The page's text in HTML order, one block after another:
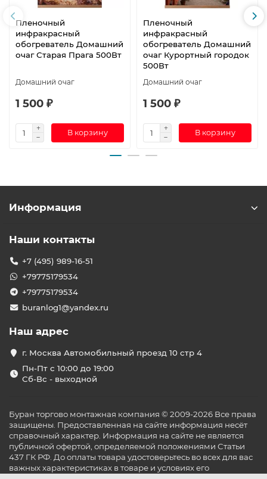
Пленочный
инфракрасный
обогреватель Домашний
очаг Старая Прага 500Вт
Домашний очаг
1 500 ₽
В корзину
Пленочный
инфракрасный
обогреватель Домашний
очаг Курортный городок
500Вт
Домашний очаг
1 500 ₽
В корзину
Информация
Наши контакты
+7 (495) 989-16-51
+79775179534
+79775179534
buranlog1@yandex.ru
Наш адрес
г. Москва Автомобильный проезд 10 стр 4
Пн-Пт с 10:00 до 19:00
Сб-Вс - выходной
Буран торгово монтажная компания © 2009-2026 Все права
защищены. Предоставленная на сайте информация несёт
справочный характер. Информация на сайте не является
публичной офертой, определяемой положениями Статьи
437 ГК РФ. До оплаты товара удостоверьтесь во всех для вас
важных характеристиках в товаре и условиях его